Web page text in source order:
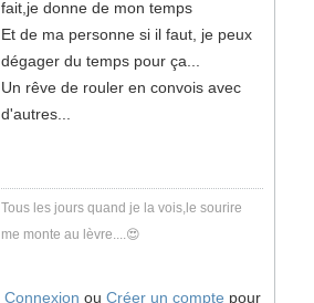
fait,je donne de mon temps
Et de ma personne si il faut, je peux
dégager du temps pour ça...
Un rêve de rouler en convois avec
d'autres...
Tous les jours quand je la vois,le sourire
me monte au lèvre....😍
Connexion ou Créer un compte pour